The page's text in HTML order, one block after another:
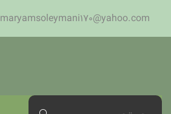
maryamsoleymani170@yahoo.com